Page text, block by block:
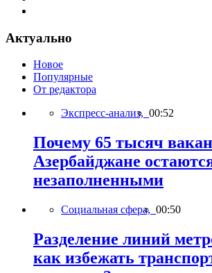
Актуально
Новое
Популярные
От редактора
Экспресс-анализ, 00:52
Почему 65 тысяч
Азербайджане
незаполненными
Социальная сфера, 00:50
Разделение линий
как избежать